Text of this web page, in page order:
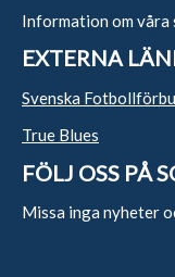
Information om våra
EXTERNA
Svenska
True Blues
FÖLJ OSS PÅ
Missa inga nyheter